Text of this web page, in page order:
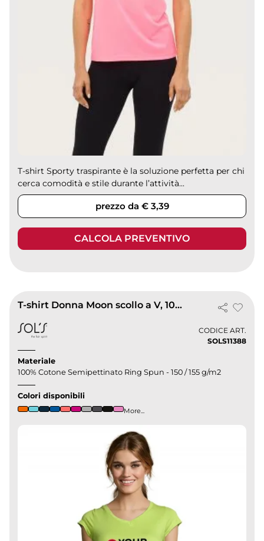
T-shirt Sporty traspirante è la soluzione perfetta per chi
cerca comodità e stile durante l’attività...
prezzo da € 3,39
CALCOLA PREVENTIVO
T-shirt Donna Moon scollo a V, 100% cotone, fit femminile
CODICE ART.
SOLS11388
Materiale
100% Cotone Semipettinato Ring Spun - 150 / 155 g/m2
Colori disponibili
More...